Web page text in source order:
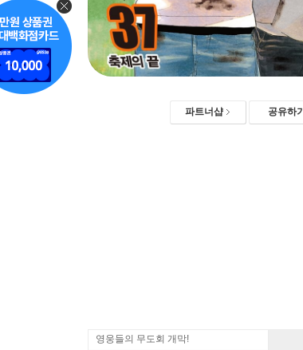
파트너샵 공유하기
영웅들의 무도회 개막!